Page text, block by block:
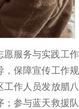
服务与实践工
保障宣传工作
作人员发放腊
参与蓝天救援